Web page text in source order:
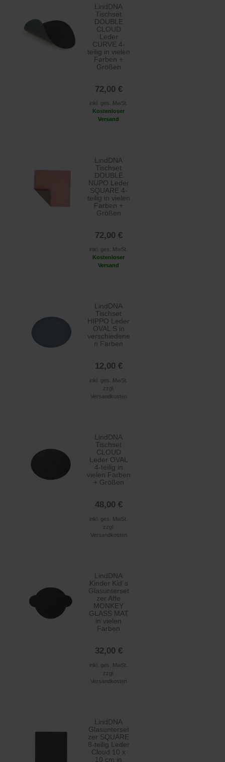
LindDNA
Tischset
DOUBLE
CLOUD
Leder
CURVE 4-
teilig in vielen
Farben +
Größen
72,00 €
inkl. ges. MwSt.
Kostenloser
Versand
LindDNA
Tischset
DOUBLE
NUPO Leder
SQUARE 4-
teilig in vielen
Farben +
Größen
72,00 €
inkl. ges. MwSt.
Kostenloser
Versand
LindDNA
Tischset
HIPPO Leder
OVAL S in
verschiedene
n Farben
12,00 €
inkl. ges. MwSt.
zzgl.
Versandkosten
LindDNA
Tischset
CLOUD
Leder OVAL
4-teilig in
vielen Farben
+ Größen
48,00 €
inkl. ges. MwSt.
zzgl.
Versandkosten
LindDNA
Kinder Kid´s
Glasunterset
zer Affe
MONKEY
GLASS MAT
in vielen
Farben
32,00 €
inkl. ges. MwSt.
zzgl.
Versandkosten
LindDNA
Glasunterset
zer SQUARE
8-teilig Leder
Cloud 10 x
10 cm in